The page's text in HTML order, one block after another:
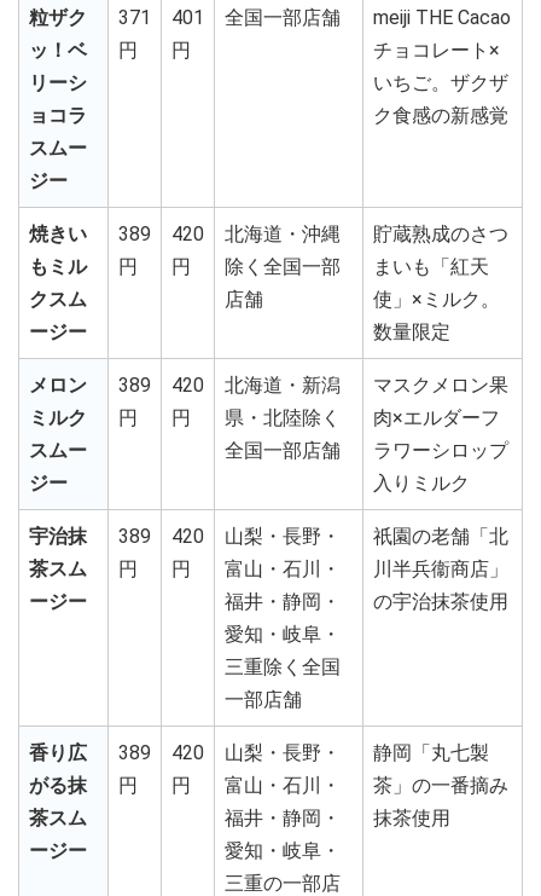
粒ザク
ッ！ベ
リーシ
ョコラ
スムー
ジー
371
円
401
円
全国一部店舗
meiji THE Cacao
チョコレート×
いちご。ザクザ
ク食感の新感覚
焼きい
もミル
クスム
ージー
389
円
420
円
北海道・沖縄
除く全国一部
店舗
貯蔵熟成のさつ
まいも「紅天
使」×ミルク。
数量限定
メロン
ミルク
スムー
ジー
389
円
420
円
北海道・新潟
県・北陸除く
全国一部店舗
マスクメロン果
肉×エルダーフ
ラワーシロップ
入りミルク
宇治抹
茶スム
ージー
389
円
420
円
山梨・長野・
富山・石川・
福井・静岡・
愛知・岐阜・
三重除く全国
一部店舗
祇園の老舗「北
川半兵衞商店」
の宇治抹茶使用
香り広
がる抹
茶スム
ージー
389
円
420
円
山梨・長野・
富山・石川・
福井・静岡・
愛知・岐阜・
三重の一部店
静岡「丸七製
茶」の一番摘み
抹茶使用